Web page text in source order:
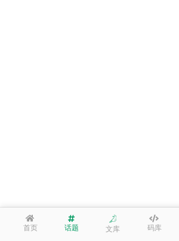
首页 话题 文库 码库